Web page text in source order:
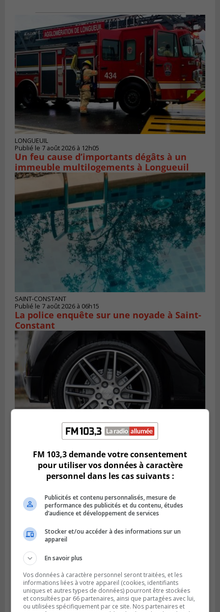
LONGUEUIL
Publié le 7 août 2026 à 12h05
Un feu cause d’importants dégâts à un
immeuble multilogements à Longueuil
SAINT-CONSTANT
Publié le 7 août 2026 à 06h15
La police enquête sur une noyade à Saint-
Constant
LONGUEUIL
Publié le 6 août 2026 à 11h58
Des jeunes ciblent la Montérégie pour
le Défi écrou de roue
FM 103,3 demande votre consentement
pour utiliser vos données à caractère
personnel dans les cas suivants :
Publicités et contenu personnalisés, mesure de
performance des publicités et du contenu, études
d’audience et développement de services
Stocker et/ou accéder à des informations sur un
appareil
En savoir plus
Vos données à caractère personnel seront traitées, et les
informations liées à votre appareil (cookies, identifiants
uniques et autres types de données) pourront être stockées
et consultées par 66 partenaires, ainsi que partagées avec lui,
ou utilisées spécifiquement par ce site. Nos partenaires et